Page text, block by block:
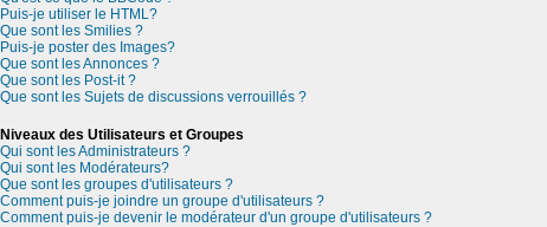
Puis-je utiliser le HTML?
Que sont les Smilies ?
Puis-je poster des Images?
Que sont les Annonces ?
Que sont les Post-it ?
Que sont les Sujets de discussions verrouillés ?
Niveaux des Utilisateurs et Groupes
Qui sont les Administrateurs ?
Qui sont les Modérateurs?
Que sont les groupes d'utilisateurs ?
Comment puis-je joindre un groupe d'utilisateurs ?
Comment puis-je devenir le modérateur d'un groupe d'utilisateurs ?